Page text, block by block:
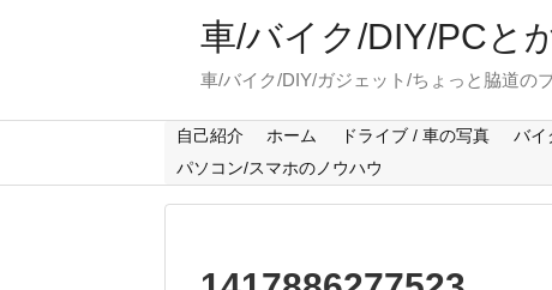
車/バイク/DIY/PCと
車/バイク/DIY/ガジェット/ちょっと脇道の
自己紹介 ホーム ドライブ / 車の写真 バイ
パソコン/スマホのノウハウ